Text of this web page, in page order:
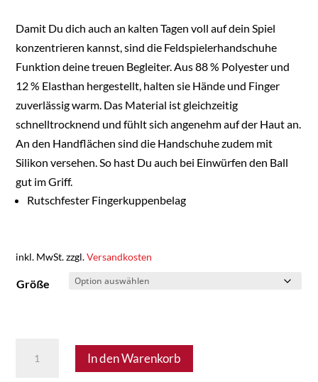
Damit Du dich auch an kalten Tagen voll auf dein Spiel
konzentrieren kannst, sind die Feldspielerhandschuhe
Funktion deine treuen Begleiter. Aus 88 % Polyester und
12 % Elasthan hergestellt, halten sie Hände und Finger
zuverlässig warm. Das Material ist gleichzeitig
schnelltrocknend und fühlt sich angenehm auf der Haut an.
An den Handflächen sind die Handschuhe zudem mit
Silikon versehen. So hast Du auch bei Einwürfen den Ball
gut im Griff.
Rutschfester Fingerkuppenbelag
inkl. MwSt.zzgl.Versandkosten
Größe
In den Warenkorb